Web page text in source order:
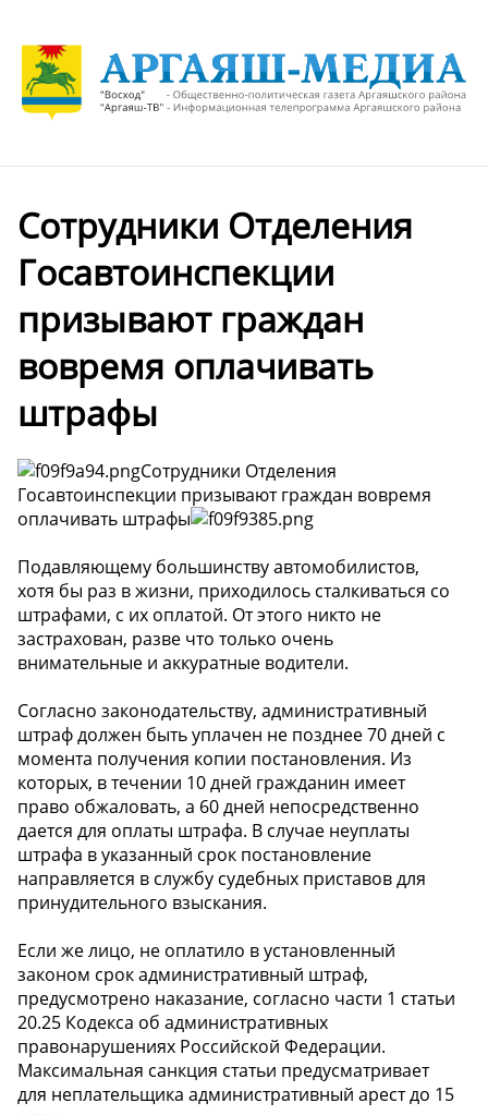
Сотрудники Отделения
Госавтоинспекции
призывают граждан
вовремя оплачивать
штрафы
Сотрудники Отделения
Госавтоинспекции призывают граждан вовремя
оплачивать штрафы
Подавляющему большинству автомобилистов,
хотя бы раз в жизни, приходилось сталкиваться со
штрафами, с их оплатой. От этого никто не
застрахован, разве что только очень
внимательные и аккуратные водители.
Согласно законодательству, административный
штраф должен быть уплачен не позднее 70 дней с
момента получения копии постановления. Из
которых, в течении 10 дней гражданин имеет
право обжаловать, а 60 дней непосредственно
дается для оплаты штрафа. В случае неуплаты
штрафа в указанный срок постановление
направляется в службу судебных приставов для
принудительного взыскания.
Если же лицо, не оплатило в установленный
законом срок административный штраф,
предусмотрено наказание, согласно части 1 статьи
20.25 Кодекса об административных
правонарушениях Российской Федерации.
Максимальная санкция статьи предусматривает
для неплательщика административный арест до 15